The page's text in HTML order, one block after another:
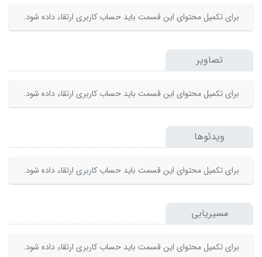
برای تکمیل محتوای این قسمت باید حساب کاربری ارتقاء داده شود.
تصاویر
برای تکمیل محتوای این قسمت باید حساب کاربری ارتقاء داده شود.
ویدئوها
برای تکمیل محتوای این قسمت باید حساب کاربری ارتقاء داده شود.
مسیریابی
برای تکمیل محتوای این قسمت باید حساب کاربری ارتقاء داده شود.